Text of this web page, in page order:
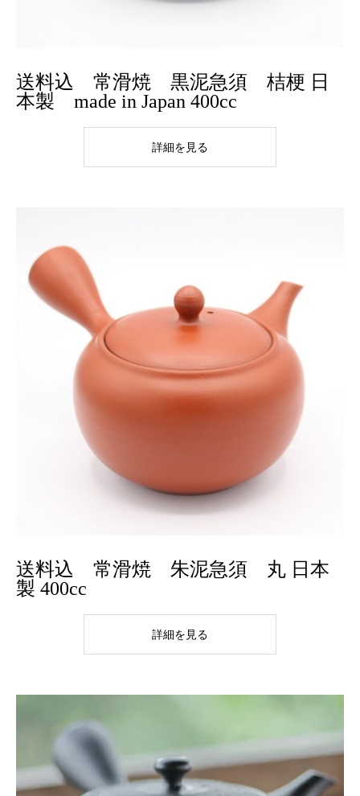
送料込 常滑焼 黒泥急須 桔梗 日
本製 made in Japan 400cc
詳細を見る
送料込 常滑焼 朱泥急須 丸 日本
製 400cc
詳細を見る